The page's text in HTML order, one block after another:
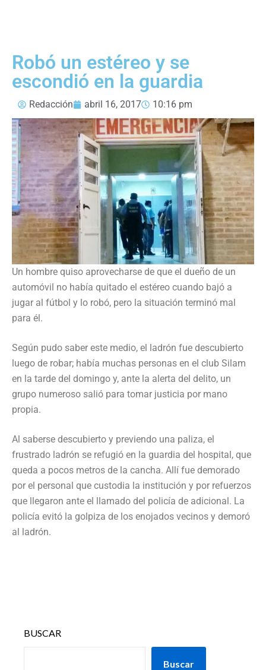
Robó un estéreo y se
escondió en la guardia
Redacción abril 16, 2017 10:16 pm
Un hombre quiso aprovecharse de que el dueño de un
automóvil no había quitado el estéreo cuando bajó a
jugar al fútbol y lo robó, pero la situación terminó mal
para él.
Según pudo saber este medio, el ladrón fue descubierto
luego de robar; había muchas personas en el club Silam
en la tarde del domingo y, ante la alerta del delito, un
grupo numeroso salió para tomar justicia por mano
propia.
Al saberse descubierto y previendo una paliza, el
frustrado ladrón se refugió en la guardia del hospital, que
queda a pocos metros de la cancha. Allí fue demorado
por el personal que custodia la institución y por refuerzos
que llegaron ante el llamado del policía de adicional. La
policía evitó la golpiza de los enojados vecinos y demoró
al ladrón.
BUSCAR
Buscar